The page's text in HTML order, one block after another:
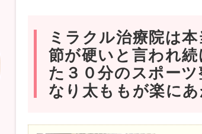
ミラクル治療院は
節が硬いと言われ
た３０分のスポー
なり太ももが楽にあ